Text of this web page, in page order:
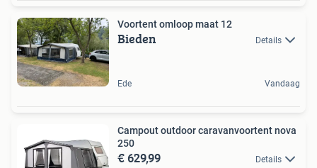
Voortent omloop maat 12
Bieden Details
Ede Vandaag
Campout outdoor caravanvoortent nova
250
€ 629,99 Details